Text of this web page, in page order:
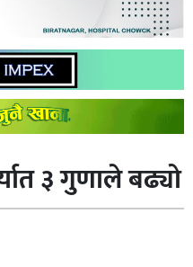
३ गुणाले बढ्यो